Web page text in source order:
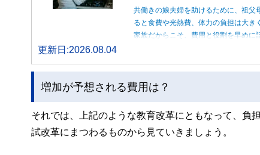
共働きの娘夫婦を助けるために、祖父
ると食費や光熱費、体力の負担は大
家族だからこそ、費用と役割を早めに
更新日:2026.08.04
増加が予想される費用は？
それでは、上記のような教育改革にともなって、負
試改革にまつわるものから見ていきましょう。